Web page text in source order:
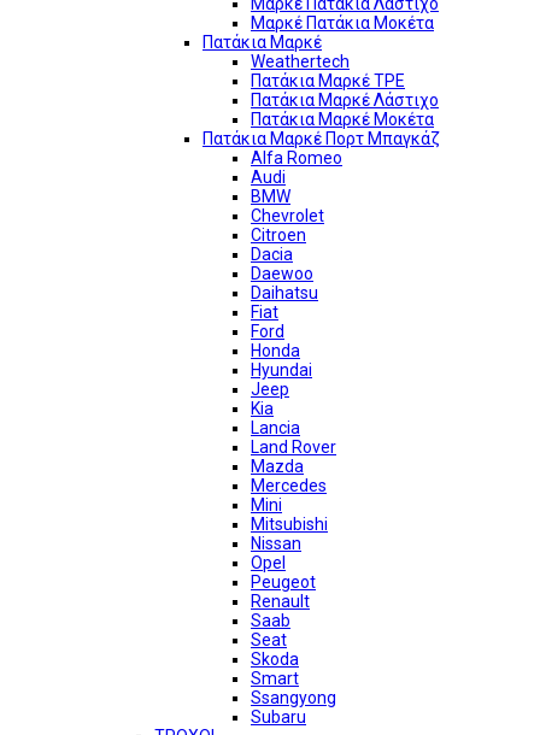
Μαρκέ Πατάκια Μοκέτα
Πατάκια Μαρκέ
Weathertech
Πατάκια Μαρκέ TPE
Πατάκια Μαρκέ Λάστιχο
Πατάκια Μαρκέ Μοκέτα
Πατάκια Μαρκέ Πορτ Μπαγκάζ
Alfa Romeo
Audi
BMW
Chevrolet
Citroen
Dacia
Daewoo
Daihatsu
Fiat
Ford
Honda
Hyundai
Jeep
Kia
Lancia
Land Rover
Mazda
Mercedes
Mini
Mitsubishi
Nissan
Opel
Peugeot
Renault
Saab
Seat
Skoda
Smart
Ssangyong
Subaru